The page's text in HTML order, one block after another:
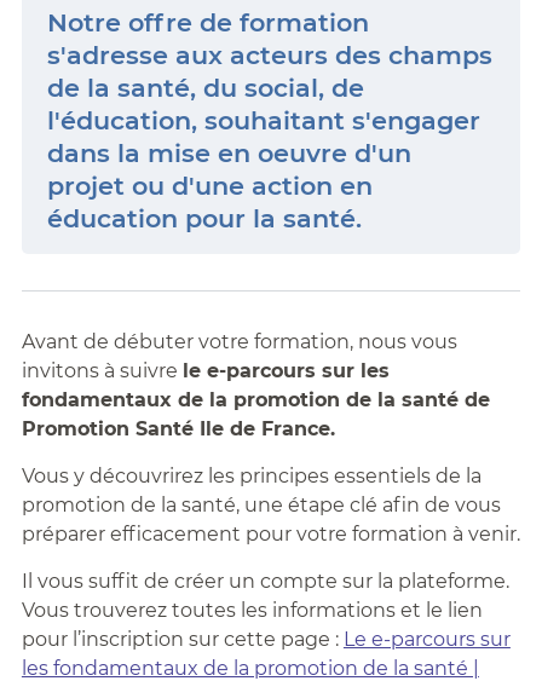
Notre offre de formation
s'adresse aux acteurs des champs
de la santé, du social, de
l'éducation, souhaitant s'engager
dans la mise en oeuvre d'un
projet ou d'une action en
éducation pour la santé.
Avant de débuter votre formation, nous vous
invitons à suivre le e-parcours sur les
fondamentaux de la promotion de la santé de
Promotion Santé Ile de France.
Vous y découvrirez les principes essentiels de la
promotion de la santé, une étape clé afin de vous
préparer efficacement pour votre formation à venir.
Il vous suffit de créer un compte sur la plateforme.
Vous trouverez toutes les informations et le lien
pour l’inscription sur cette page : Le e-parcours sur
les fondamentaux de la promotion de la santé |